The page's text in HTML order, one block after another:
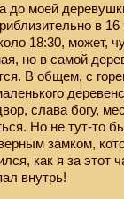
до моей
в
18:30, может,
но в самой
В общем, с
слава богу,
Но не тут-то
замком,
как я за этот
внутрь!